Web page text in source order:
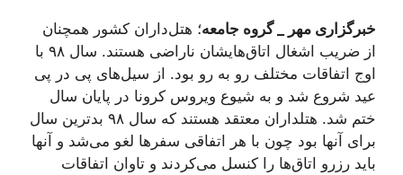
خبرگزاری مهر _ گروه جامعه؛ هتل‌داران کشور همچنان
از ضریب اشغال اتاق‌هایشان ناراضی هستند. سال ۹۸ با
اوج اتفاقات مختلف رو به رو بود. از سیل‌های پی در پی
عید شروع شد و به شیوع ویروس کرونا در پایان سال
ختم شد. هتلداران معتقد هستند که سال ۹۸ بدترین سال
برای آنها بود چون با هر اتفاقی سفرها لغو می‌شد و آنها
باید رزرو اتاق‌ها را کنسل می‌کردند و تاوان اتفاقات